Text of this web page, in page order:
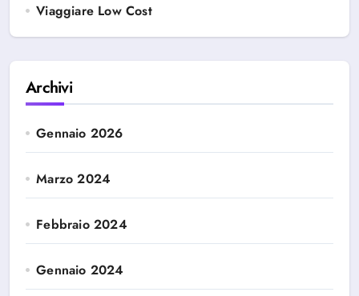
Viaggiare Low Cost
Archivi
Gennaio 2026
Marzo 2024
Febbraio 2024
Gennaio 2024